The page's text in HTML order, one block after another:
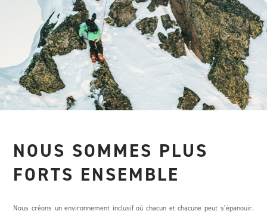
NOUS SOMMES PLUS
FORTS ENSEMBLE
Nous créons un environnement inclusif où chacun et chacune peut s’épanouir.